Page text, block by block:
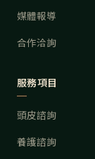
媒體報導
合作洽詢
服務項目
頭皮諮詢
養護諮詢